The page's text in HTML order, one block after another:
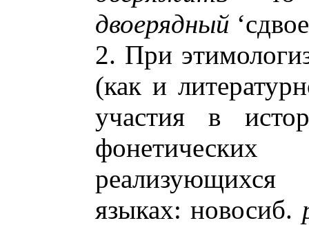
двоерядный
2. При
(как и
участия в
фонетических
языках: новосиб.